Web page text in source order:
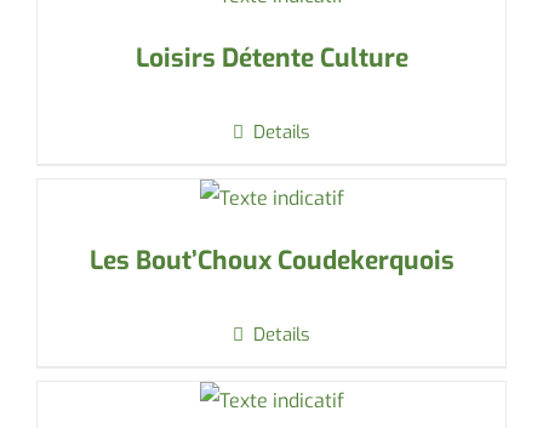
Loisirs Détente Culture
Details
Les Bout’Choux Coudekerquois
Details